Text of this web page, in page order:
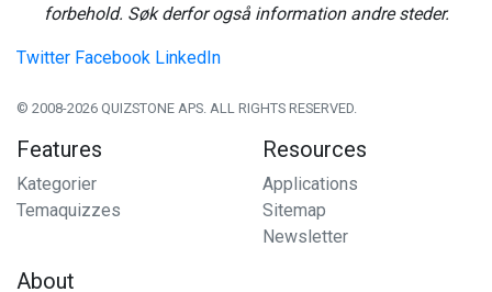
forbehold. Søk derfor også information andre steder.
Twitter Facebook LinkedIn
© 2008-2026 QUIZSTONE APS. ALL RIGHTS RESERVED.
Features
Kategorier
Temaquizzes
Resources
Applications
Sitemap
Newsletter
About